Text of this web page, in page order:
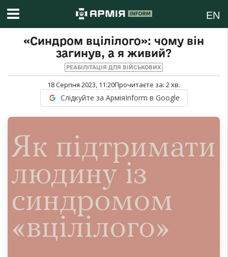
EN
«Синдром вцілілого»: чому він
загинув, а я живий?
РЕАБІЛІТАЦІЯ ДЛЯ ВІЙСЬКОВИХ
18 Серпня 2023, 11:20Прочитаєте за: 2хв.
Слідкуйте за АрміяInform в Google